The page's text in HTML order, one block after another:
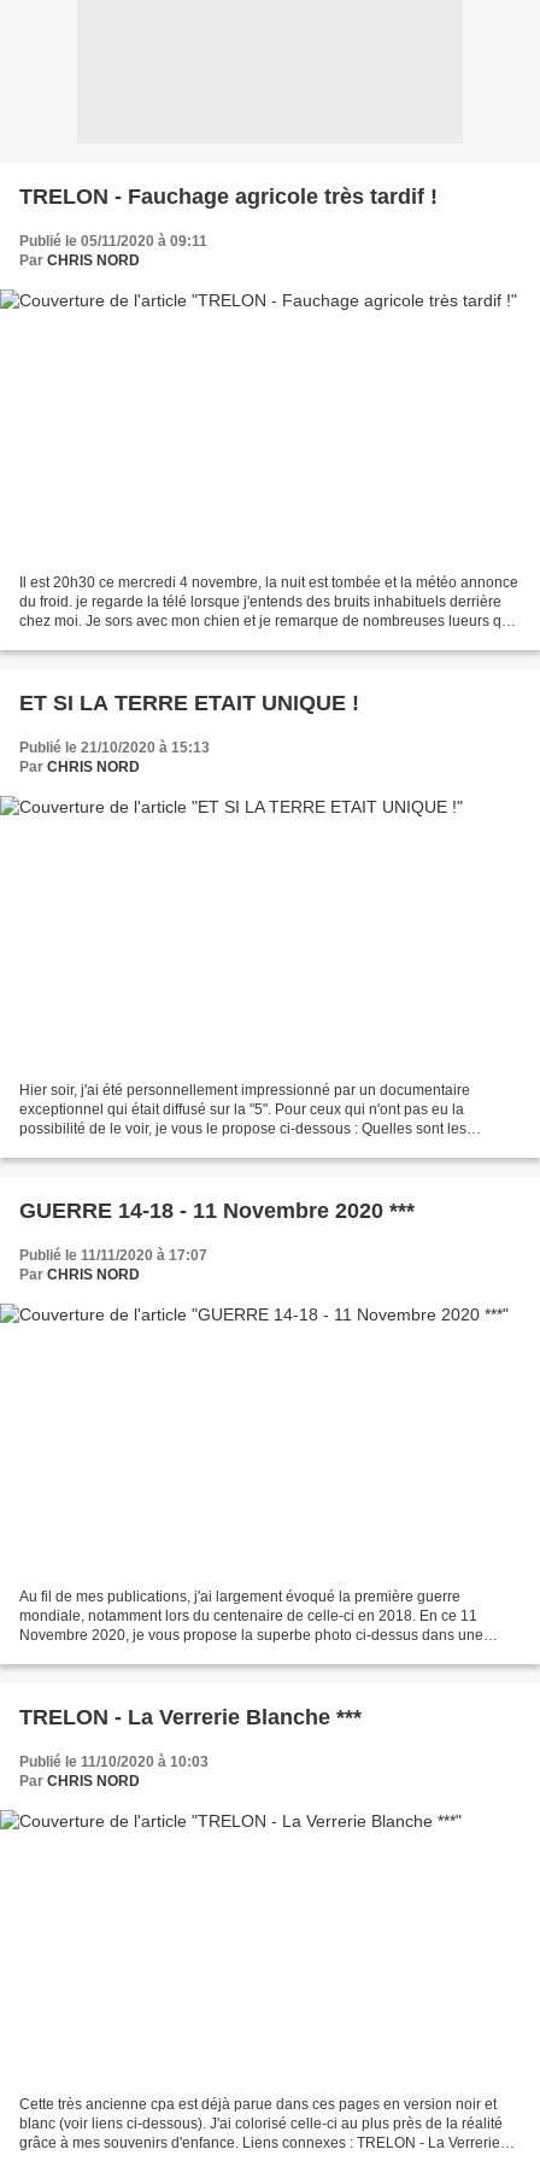
TRELON - Fauchage agricole très tardif !
Publié le 05/11/2020 à 09:11
Par CHRIS NORD
Il est 20h30 ce mercredi 4 novembre, la nuit est tombée et la météo annonce
du froid. je regarde la télé lorsque j'entends des bruits inhabituels derrière
chez moi. Je sors avec mon chien et je remarque de nombreuses lueurs qui
ET SI LA TERRE ETAIT UNIQUE !
Publié le 21/10/2020 à 15:13
Par CHRIS NORD
Hier soir, j'ai été personnellement impressionné par un documentaire
exceptionnel qui était diffusé sur la "5". Pour ceux qui n'ont pas eu la
possibilité de le voir, je vous le propose ci-dessous : Quelles sont les
GUERRE 14-18 - 11 Novembre 2020 ***
Publié le 11/11/2020 à 17:07
Par CHRIS NORD
Au fil de mes publications, j'ai largement évoqué la première guerre
mondiale, notamment lors du centenaire de celle-ci en 2018. En ce 11
Novembre 2020, je vous propose la superbe photo ci-dessus dans une
TRELON - La Verrerie Blanche ***
Publié le 11/10/2020 à 10:03
Par CHRIS NORD
Cette très ancienne cpa est déjà parue dans ces pages en version noir et
blanc (voir liens ci-dessous). J'ai colorisé celle-ci au plus près de la réalité
grâce à mes souvenirs d'enfance. Liens connexes : TRELON - La Verrerie